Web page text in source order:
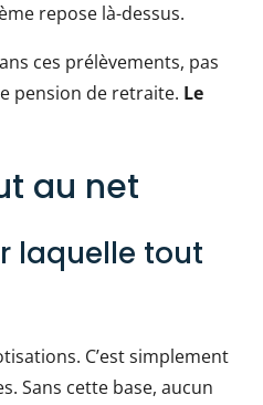
repose là-dessus.
ces prélèvements, pas
pension de retraite. Le
au net
laquelle tout
C’est simplement
Sans cette base, aucun